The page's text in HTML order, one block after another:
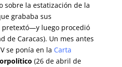
sobre la estatización de la
grababa sus
pretextó—y luego procedió
de Caracas). Un mes antes
se ponía en la Carta
(26 de abril de